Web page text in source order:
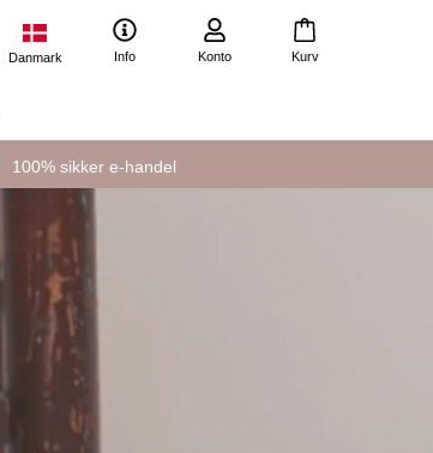
Danmark Info Konto Kurv
100% sikker e-handel